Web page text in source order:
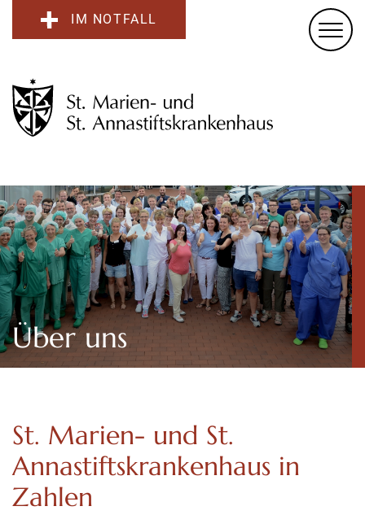
IM NOTFALL
Über uns
St. Marien- und St.
Annastiftskrankenhaus in
Zahlen